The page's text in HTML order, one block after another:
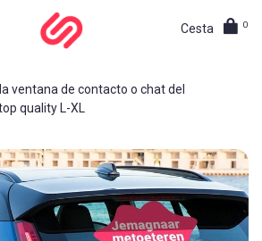
Cesta 0
ventana de contacto o chat del
quality L-XL